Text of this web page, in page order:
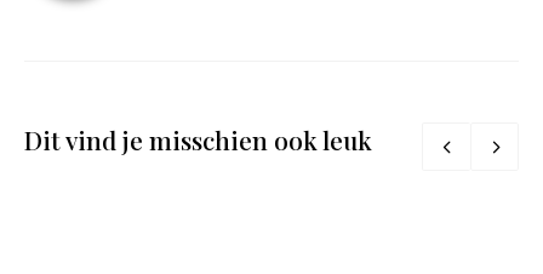
Dit vind je misschien ook leuk